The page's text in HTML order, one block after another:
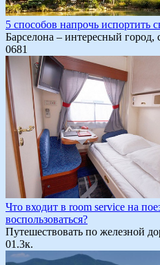
5 способов напрочь испортить
Барселона – интересный
0681
Что входит в room service на
воспользоваться?
Путешествовать по железной
01.3к.